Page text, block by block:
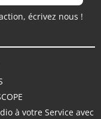
écrivez nous !
à votre Service avec